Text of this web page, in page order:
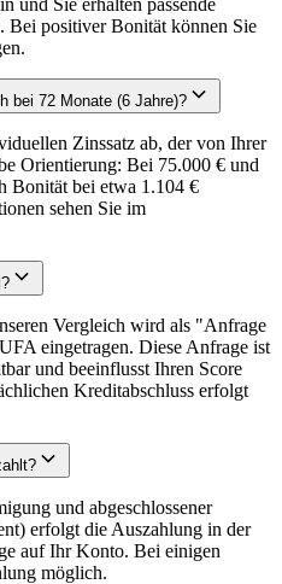
und Sie erhalten passende
Bei positiver Bonität können Sie
bei 72 Monate (6 Jahre)?
Zinssatz ab, der von Ihrer
Orientierung: Bei 75.000 € und
Bonität bei etwa 1.104 €
sehen Sie im
Vergleich wird als "Anfrage
eingetragen. Diese Anfrage ist
und beeinflusst Ihren Score
Kreditabschluss erfolgt
und abgeschlossener
erfolgt die Auszahlung in der
auf Ihr Konto. Bei einigen
möglich.